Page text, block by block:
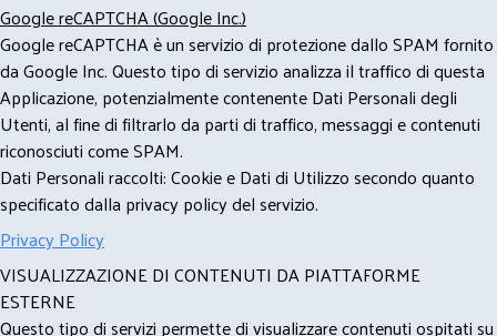
Google reCAPTCHA (Google Inc.)
Google reCAPTCHA è un servizio di protezione dallo SPAM fornito
da Google Inc. Questo tipo di servizio analizza il traffico di questa
Applicazione, potenzialmente contenente Dati Personali degli
Utenti, al fine di filtrarlo da parti di traffico, messaggi e contenuti
riconosciuti come SPAM.
Dati Personali raccolti: Cookie e Dati di Utilizzo secondo quanto
specificato dalla privacy policy del servizio.
Privacy Policy
VISUALIZZAZIONE DI CONTENUTI DA PIATTAFORME
ESTERNE
Questo tipo di servizi permette di visualizzare contenuti ospitati su